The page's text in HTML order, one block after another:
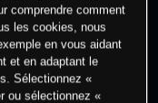
comprendre comment
les cookies, nous
en vous aidant
et en adaptant le
Sélectionnez «
ou sélectionnez «